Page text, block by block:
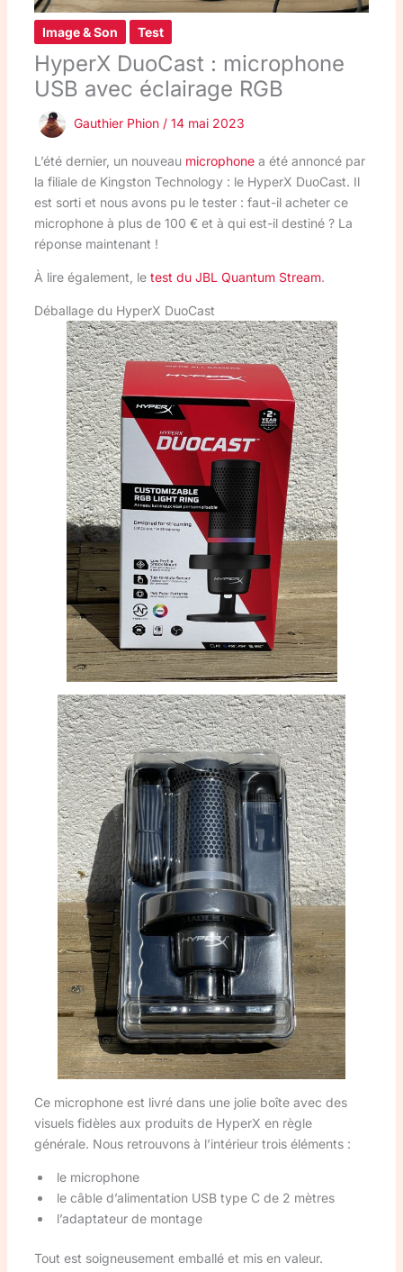
Image & Son Test
HyperX DuoCast : microphone
USB avec éclairage RGB
Gauthier Phion / 14 mai 2023
L’été dernier, un nouveau microphonea été annoncé par
la filiale de Kingston Technology : le HyperX DuoCast. Il
est sorti et nous avons pu le tester : faut-il acheter ce
microphone à plus de 100 € et à qui est-il destiné ? La
réponse maintenant !
À lire également, le test du JBL Quantum Stream.
Déballage du HyperX DuoCast
Ce microphone est livré dans une jolie boîte avec des
visuels fidèles aux produits de HyperX en règle
générale. Nous retrouvons à l’intérieur trois éléments :
le microphone
le câble d’alimentation USB type C de 2 mètres
l’adaptateur de montage
Tout est soigneusement emballé et mis en valeur.